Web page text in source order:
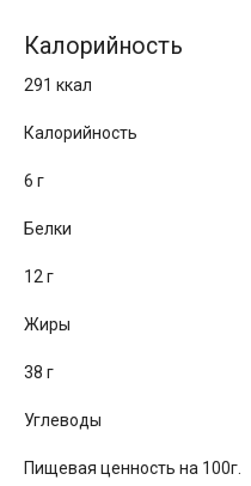
Калорийность
291 ккал
Калорийность
6 г
Белки
12 г
Жиры
38 г
Углеводы
Пищевая ценность на 100г.